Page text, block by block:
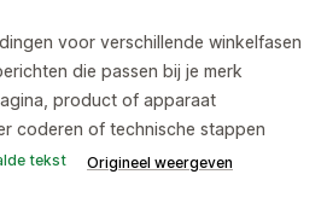
voor verschillende winkelfasen
die passen bij je merk
product of apparaat
coderen of technische stappen
tekst Origineel weergeven